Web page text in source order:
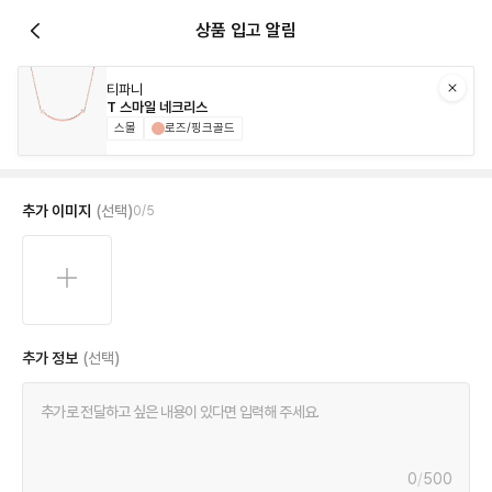
상품 입고 알림
티파니
T 스마일 네크리스
스몰 로즈/핑크골드
추가 이미지 (선택)0/5
추가 정보 (선택)
0/500